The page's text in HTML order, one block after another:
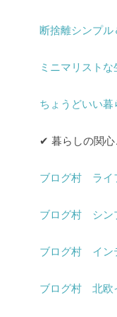
断捨離シンプル
ミニマリスト
ちょうどいい暮
✔︎ 暮らしの関心
ブログ村 ライ
ブログ村 シン
ブログ村 イン
ブログ村 北欧